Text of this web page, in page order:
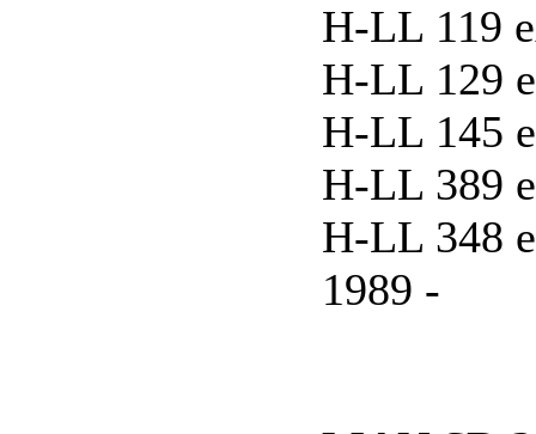
H-LL 119
H-LL 129
H-LL 145
H-LL 389
H-LL 348
1989 -